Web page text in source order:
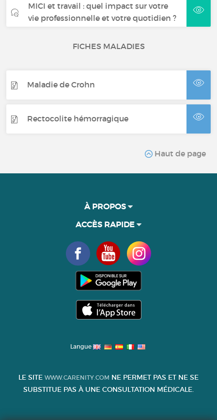
MICI et travail : quel impact sur votre
vie professionnelle et votre quotidien ?
FICHES MALADIES
Maladie de Crohn
Rectocolite hémorragique
Haut de page
À PROPOS
ACCÈS RAPIDE
Langue
LE SITE WWW.CARENITY.COM NE PERMET PAS ET NE SE
SUBSTITUE PAS À UNE CONSULTATION MÉDICALE.